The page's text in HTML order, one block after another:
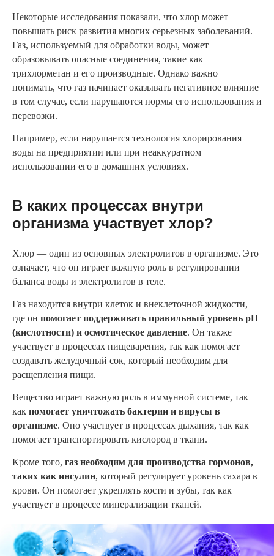
Некоторые исследования показали, что хлор может
повышать риск развития многих серьезных заболеваний.
Газ, используемый для обработки воды, может
образовывать опасные соединения, такие как
трихлорметан и его производные. Однако важно
понимать, что газ начинает оказывать негативное влияние
в том случае, если нарушаются нормы его использования и
перевозки.
Например, если нарушается технология хлорирования
воды на предприятии или при неаккуратном
использовании его в домашних условиях.
В каких процессах внутри
организма участвует хлор?
Хлор — один из основных электролитов в организме. Это
означает, что он играет важную роль в регулировании
баланса воды и электролитов в теле.
Газ находится внутри клеток и внеклеточной жидкости,
где он помогает поддерживать правильный уровень pH
(кислотности) и осмотическое давление. Он также
участвует в процессах пищеварения, так как помогает
создавать желудочный сок, который необходим для
расщепления пищи.
Вещество играет важную роль в иммунной системе, так
как помогает уничтожать бактерии и вирусы в
организме. Оно участвует в процессах дыхания, так как
помогает транспортировать кислород в ткани.
Кроме того, газ необходим для производства гормонов,
таких как инсулин, который регулирует уровень сахара в
крови. Он помогает укреплять кости и зубы, так как
участвует в процессе минерализации тканей.